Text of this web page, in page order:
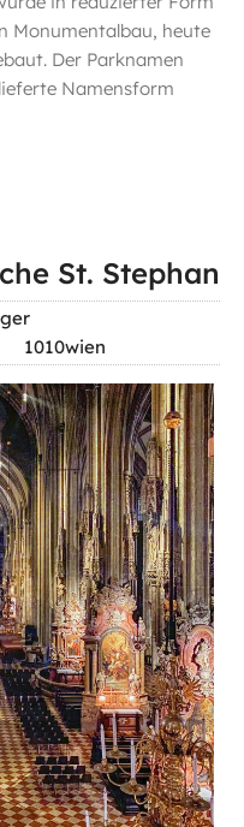
Monumentalbau, heute
Der Parknamen
Namensform
St. Stephan
1010wien